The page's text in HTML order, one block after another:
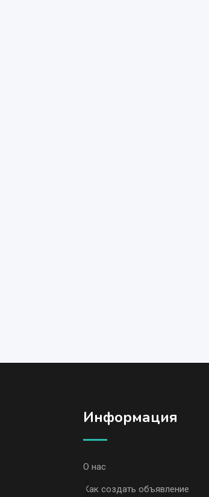
Информация
О нас
Как создать объявление